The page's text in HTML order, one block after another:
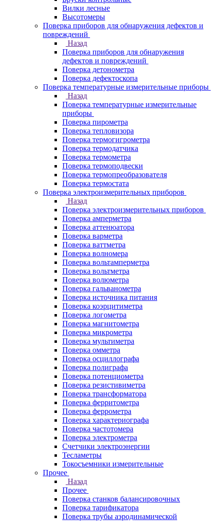
Вилки лесные
Высотомеры
Поверка приборов для обнаружения дефектов и
повреждений
Назад
Поверка приборов для обнаружения
дефектов и повреждений
Поверка детонометра
Поверка дефектоскопа
Поверка температурные измерительные приборы
Назад
Поверка температурные измерительные
приборы
Поверка пирометра
Поверка тепловизора
Поверка термогигрометра
Поверка термодатчика
Поверка термометра
Поверка термоподвески
Поверка термопреобразователя
Поверка термостата
Поверка электроизмерительных приборов
Назад
Поверка электроизмерительных приборов
Поверка амперметра
Поверка аттенюатора
Поверка варметра
Поверка ваттметра
Поверка волномера
Поверка вольтамперметра
Поверка вольтметра
Поверка волюметра
Поверка гальванометра
Поверка источника питания
Поверка коэрцитиметра
Поверка логометра
Поверка магнитометра
Поверка микрометра
Поверка мультиметра
Поверка омметра
Поверка осциллографа
Поверка полиграфа
Поверка потенциометра
Поверка резистивиметра
Поверка трансформатора
Поверка ферритометра
Поверка феррометра
Поверка характериографа
Поверка частотомера
Поверка электрометра
Счетчики электроэнергии
Тесламетры
Токосъемники измерительные
Прочее
Назад
Прочее
Поверка станков балансировочных
Поверка тарификатора
Поверка трубы аэродинамической